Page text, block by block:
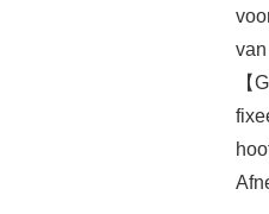
【